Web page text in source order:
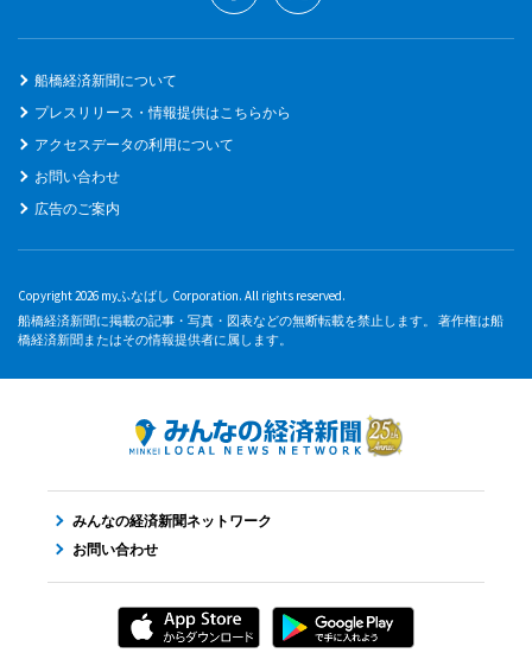
船橋経済新聞について
プレスリリース・情報提供はこちらから
アクセスデータの利用について
お問い合わせ
広告のご案内
Copyright 2026 myふなばし Corporation. All rights reserved.
船橋経済新聞に掲載の記事・写真・図表などの無断転載を禁止します。 著作権は船
橋経済新聞またはその情報提供者に属します。
みんなの経済新聞ネットワーク
お問い合わせ